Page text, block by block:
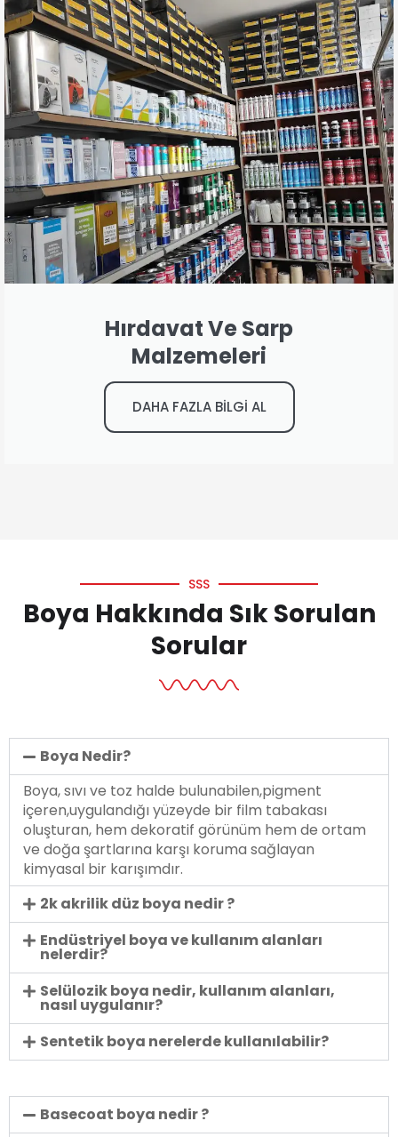
Hırdavat Ve Sarp
Malzemeleri
DAHA FAZLA BİLGİ AL
SSS
Boya Hakkında Sık Sorulan
Sorular
Boya Nedir?
Boya, sıvı ve toz halde bulunabilen,pigment
içeren,uygulandığı yüzeyde bir film tabakası
oluşturan, hem dekoratif görünüm hem de ortam
ve doğa şartlarına karşı koruma sağlayan
kimyasal bir karışımdır.
2k akrilik düz boya nedir ?
Endüstriyel boya ve kullanım alanları
nelerdir?
Selülozik boya nedir, kullanım alanları,
nasıl uygulanır?
Sentetik boya nerelerde kullanılabilir?
Basecoat boya nedir ?